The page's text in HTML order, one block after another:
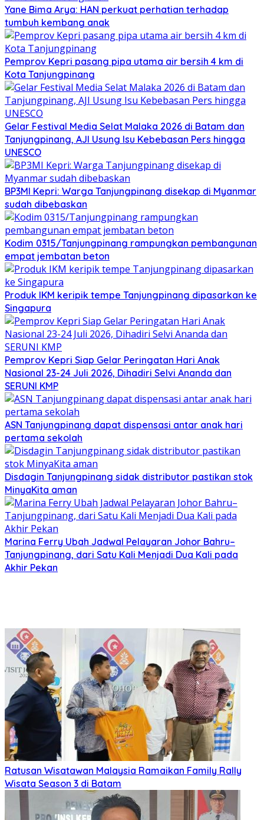
Yane Bima Arya: HAN perkuat perhatian terhadap
tumbuh kembang anak
Pemprov Kepri pasang pipa utama air bersih 4 km di
Kota Tanjungpinang
Gelar Festival Media Selat Malaka 2026 di Batam dan
Tanjungpinang, AJI Usung Isu Kebebasan Pers hingga
UNESCO
BP3MI Kepri: Warga Tanjungpinang disekap di Myanmar
sudah dibebaskan
Kodim 0315/Tanjungpinang rampungkan pembangunan
empat jembatan beton
Produk IKM keripik tempe Tanjungpinang dipasarkan ke
Singapura
Pemprov Kepri Siap Gelar Peringatan Hari Anak
Nasional 23-24 Juli 2026, Dihadiri Selvi Ananda dan
SERUNI KMP
ASN Tanjungpinang dapat dispensasi antar anak hari
pertama sekolah
Disdagin Tanjungpinang sidak distributor pastikan stok
MinyaKita aman
Marina Ferry Ubah Jadwal Pelayaran Johor Bahru–
Tanjungpinang, dari Satu Kali Menjadi Dua Kali pada
Akhir Pekan
Ratusan Wisatawan Malaysia Ramaikan Family Rally
Wisata Season 3 di Batam